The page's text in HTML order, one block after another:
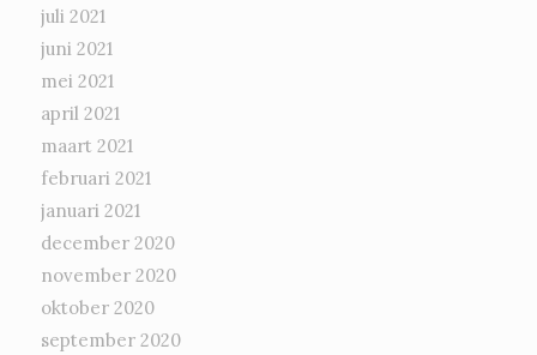
juli 2021
juni 2021
mei 2021
april 2021
maart 2021
februari 2021
januari 2021
december 2020
november 2020
oktober 2020
september 2020